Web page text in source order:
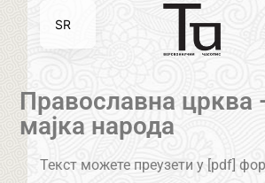
Православна црква
мајка народа
Текст можете преузети у [pdf]
SR
EN